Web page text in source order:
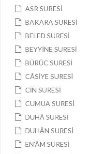
ASR SURESİ
BAKARA SURESİ
BELED SURESİ
BEYYİNE SURESİ
BÜRÛC SURESİ
CÂSİYE SURESİ
CİN SURESİ
CUMUA SURESİ
DUHÂ SURESİ
DUHÂN SURESİ
EN’ÂM SURESİ